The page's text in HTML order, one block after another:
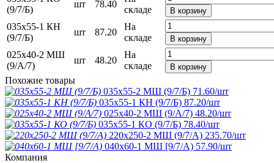
(9/7/Б)
шт 78.40
складе
В корзину
035х55-1 КН
(9/7/Б)
шт 87.20
На
складе
В корзину
025х40-2 МШ
(9/А/7)
шт 48.20
На
складе
В корзину
Похожие товары
035х55-2 МШ (9/7/Б) 71.60/шт
035х55-1 КН (9/7/Б) 87.20/шт
025х40-2 МШ (9/А/7) 48.20/шт
035х55-1 КО (9/7/Б) 78.40/шт
220х250-2 МШ (9/7/А) 235.70/шт
040х60-1 МШ [9/7/А) 57.90/шт
Компания